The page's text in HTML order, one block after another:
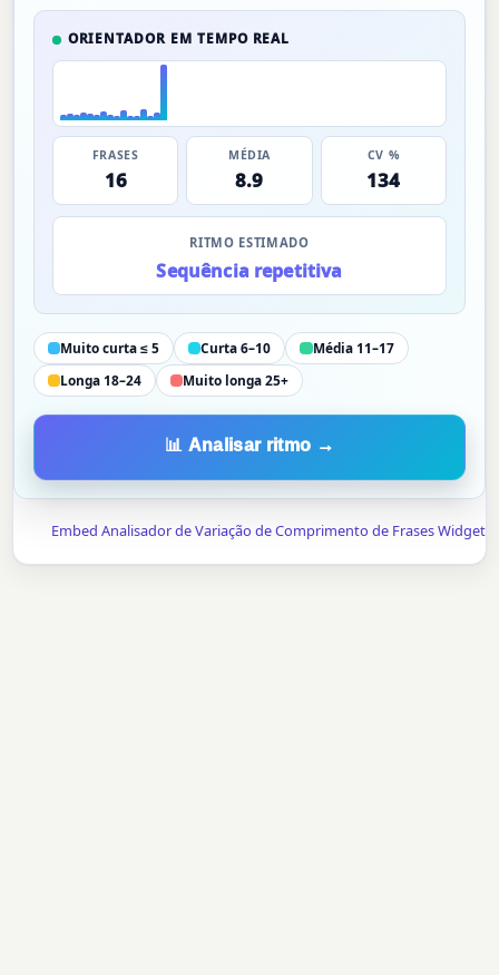
ORIENTADOR EM TEMPO REAL
FRASES
16
MÉDIA
8.9
CV %
134
RITMO ESTIMADO
Sequência repetitiva
Muito curta ≤ 5 Curta 6–10
Média 11–17
Longa 18–24
Muito longa 25+
📊 Analisar ritmo →
Embed Analisador de Variação de Comprimento de Frases Widget